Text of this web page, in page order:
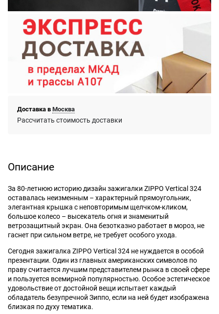
Доставка в Москва
Рассчитать стоимость доставки
Описание
За 80-летнюю историю дизайн зажигалки ZIPPO Vertical 324
оставалась неизменным – характерный прямоугольник,
элегантная крышка с неповторимым щелчком-кликом,
большое колесо – высекатель огня и знаменитый
ветрозащитный экран. Она безотказно работает в мороз, не
гаснет при сильном ветре, не требует особого ухода.
Сегодня зажигалка ZIPPO Vertical 324 не нуждается в особой
презентации. Один из главных американских символов по
праву считается лучшим представителем рынка в своей сфере
и пользуется всемирной популярностью. Особое эстетическое
удовольствие от достойной вещи испытает каждый
обладатель безупречной Зиппо, если на ней будет изображена
близкая по духу тематика.